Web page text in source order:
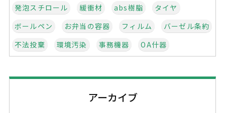
発泡スチロール
緩衝材 abs樹脂
タイヤ
ボールペン
お弁当の容器 フィルム
バーゼル条約
不法投棄
環境汚染 事務機器
OA什器
建設系廃棄物管理表
マニフェスト
不適正処理
産業廃棄物 コピー機
アーカイブ